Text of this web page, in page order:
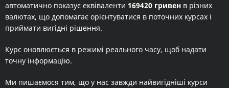
автоматично показує еквіваленти 169420 гривен в різних
валютах, що допомагає орієнтуватися в поточних курсах і
приймати вигідні рішення.
Курс оновлюється в режимі реального часу, щоб надати
точну інформацію.
Ми пишаємося тим, що у нас завжди найвигідніші курси